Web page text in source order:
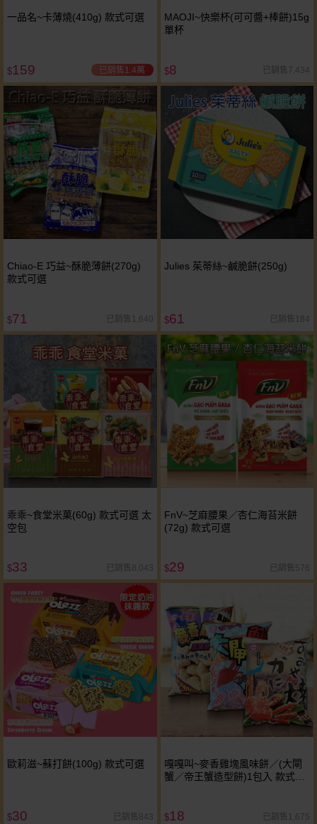
一品名~卡薄燒(410g) 款式可選
$159 已銷售1.4萬
MAOJI~快樂杯(可可醬+棒餅)15g
單杯
$8 已銷售7,434
Chiao-E 巧益~酥脆薄餅(270g)
款式可選
$71 已銷售1,640
Julies 茱蒂絲~鹹脆餅(250g)
$61 已銷售184
乖乖~食堂米菓(60g) 款式可選 太
空包
$33 已銷售8,043
FnV~芝麻腰果／杏仁海苔米餅
(72g) 款式可選
$29 已銷售576
歐莉滋~蘇打餅(100g) 款式可選
$30 已銷售843
嘎嘎叫~麥香雞塊風味餅／(大閘
蟹／帝王蟹造型餅)1包入 款式可
$18 已銷售1,675